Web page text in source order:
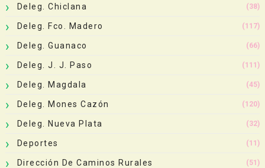
Deleg. Chiclana (38)
Deleg. Fco. Madero (117)
Deleg. Guanaco (66)
Deleg. J. J. Paso (111)
Deleg. Magdala (45)
Deleg. Mones Cazón (120)
Deleg. Nueva Plata (32)
Deportes (11)
Dirección De Caminos Rurales (51)